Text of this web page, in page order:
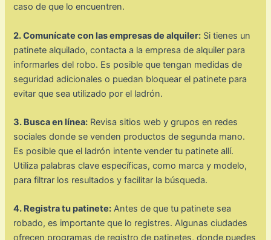
caso de que lo encuentren.
2. Comunícate con las empresas de alquiler: Si tienes un
patinete alquilado, contacta a la empresa de alquiler para
informarles del robo. Es posible que tengan medidas de
seguridad adicionales o puedan bloquear el patinete para
evitar que sea utilizado por el ladrón.
3. Busca en línea: Revisa sitios web y grupos en redes
sociales donde se venden productos de segunda mano.
Es posible que el ladrón intente vender tu patinete allí.
Utiliza palabras clave específicas, como marca y modelo,
para filtrar los resultados y facilitar la búsqueda.
4. Registra tu patinete: Antes de que tu patinete sea
robado, es importante que lo registres. Algunas ciudades
ofrecen programas de registro de patinetes, donde puedes